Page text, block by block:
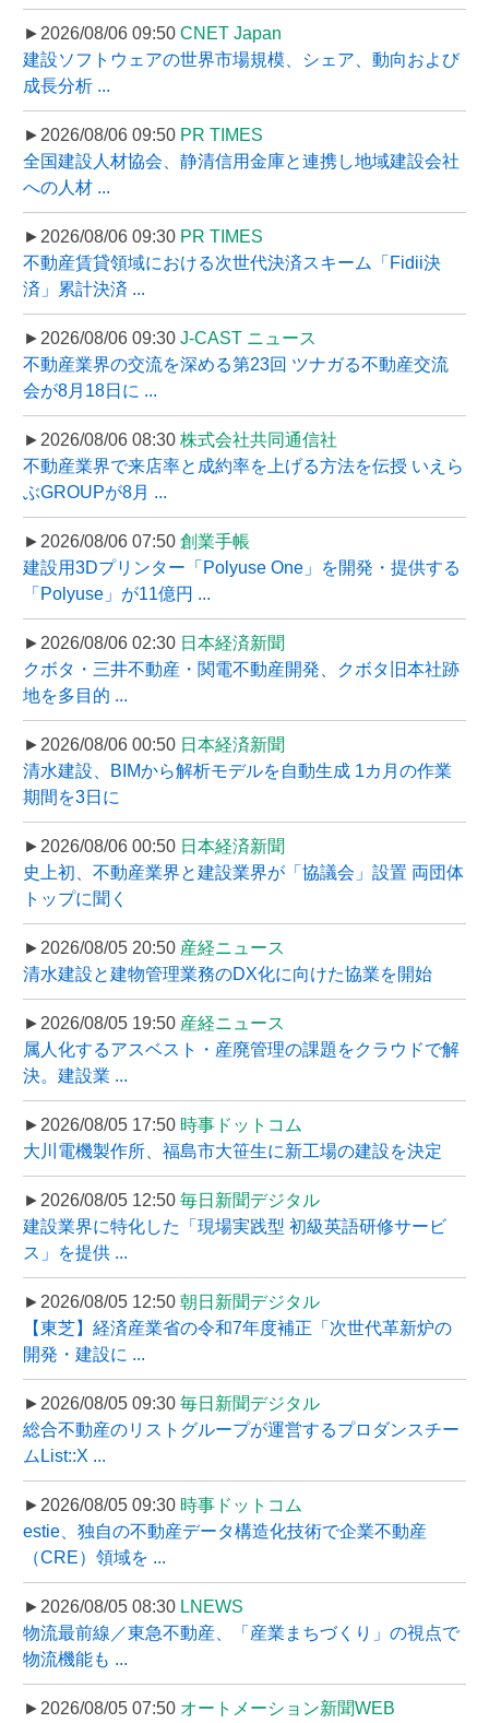
►2026/08/06 09:50 CNET Japan
建設ソフトウェアの世界市場規模、シェア、動向および
成長分析 ...
►2026/08/06 09:50 PR TIMES
全国建設人材協会、静清信用金庫と連携し地域建設会社
への人材 ...
►2026/08/06 09:30 PR TIMES
不動産賃貸領域における次世代決済スキーム「Fidii決
済」累計決済 ...
►2026/08/06 09:30 J-CAST ニュース
不動産業界の交流を深める第23回 ツナガる不動産交流
会が8月18日に ...
►2026/08/06 08:30 株式会社共同通信社
不動産業界で来店率と成約率を上げる方法を伝授 いえら
ぶGROUPが8月 ...
►2026/08/06 07:50 創業手帳
建設用3Dプリンター「Polyuse One」を開発・提供する
「Polyuse」が11億円 ...
►2026/08/06 02:30 日本経済新聞
クボタ・三井不動産・関電不動産開発、クボタ旧本社跡
地を多目的 ...
►2026/08/06 00:50 日本経済新聞
清水建設、BIMから解析モデルを自動生成 1カ月の作業
期間を3日に
►2026/08/06 00:50 日本経済新聞
史上初、不動産業界と建設業界が「協議会」設置 両団体
トップに聞く
►2026/08/05 20:50 産経ニュース
清水建設と建物管理業務のDX化に向けた協業を開始
►2026/08/05 19:50 産経ニュース
属人化するアスベスト・産廃管理の課題をクラウドで解
決。建設業 ...
►2026/08/05 17:50 時事ドットコム
大川電機製作所、福島市大笹生に新工場の建設を決定
►2026/08/05 12:50 毎日新聞デジタル
建設業界に特化した「現場実践型 初級英語研修サービ
ス」を提供 ...
►2026/08/05 12:50 朝日新聞デジタル
【東芝】経済産業省の令和7年度補正「次世代革新炉の
開発・建設に ...
►2026/08/05 09:30 毎日新聞デジタル
総合不動産のリストグループが運営するプロダンスチー
ムList::X ...
►2026/08/05 09:30 時事ドットコム
estie、独自の不動産データ構造化技術で企業不動産
（CRE）領域を ...
►2026/08/05 08:30 LNEWS
物流最前線／東急不動産、「産業まちづくり」の視点で
物流機能も ...
►2026/08/05 07:50 オートメーション新聞WEB